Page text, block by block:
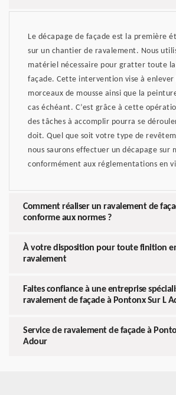
Le décapage de façade est la première
sur un chantier de ravalement. Nous
matériel nécessaire pour gratter toute la
façade. Cette intervention vise à enlever
morceaux de mousse ainsi que la
cas échéant. C’est grâce à cette
des tâches à accomplir pourra se
doit. Quel que soit votre type de
nous saurons effectuer un décapage sur
conformément aux réglementations en
Comment réaliser un ravalement de
conforme aux normes ?
À votre disposition pour toute finition
ravalement
Faites confiance à une entreprise
ravalement de façade à Pontonx Sur L
Service de ravalement de façade à
Adour